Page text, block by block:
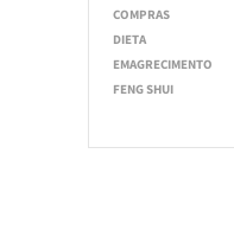
COMPRAS
DIETA
EMAGRECIMENTO
FENG SHUI